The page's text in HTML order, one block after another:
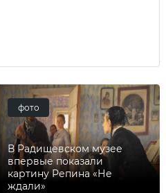
фото
В Радищевском музее
впервые показали
картину Репина «Не
ждали»